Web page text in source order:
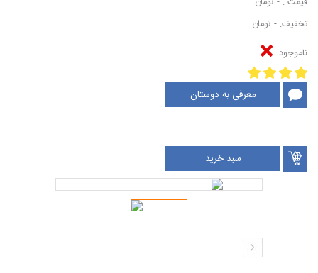
تخفیف: - تومان
ناموجود
معرفی به دوستان
سبد خرید